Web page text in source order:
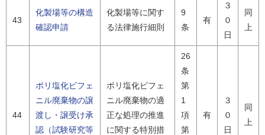
43
化製場等の構造
確認申請
化製場等に関す
る法律施行細則
9
条
有
３
０
日
同
上
44
ポリ塩化ビフェ
ニル廃棄物の譲
渡し・譲受け承
認（試験研究等
ポリ塩化ビフェ
ニル廃棄物の適
正な処理の推進
に関する特別措
26
条
第
1
項
第
有
３
０
日
同
上